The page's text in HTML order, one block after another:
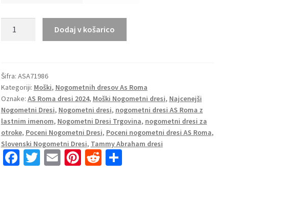
Roma
Domači
2024-
25
Tammy
Abraham
9
količina
Dodaj v košarico
Šifra: ASA71986
Kategoriji: Moški, Nogometnih dresov As Roma
Oznake: AS Roma dresi 2024, Moški Nogometni dresi, Najcenejši
Nogometni Dresi, Nogometni dresi, nogometni dresi AS Roma z
lastnim imenom, Nogometni Dresi Trgovina, nogometni dresi za
otroke, Poceni Nogometni Dresi, Poceni nogometni dresi AS Roma,
Slovenski Nogometni Dresi, Tammy Abraham dresi
Fa T E Pi R S